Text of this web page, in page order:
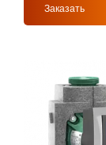
Заказать